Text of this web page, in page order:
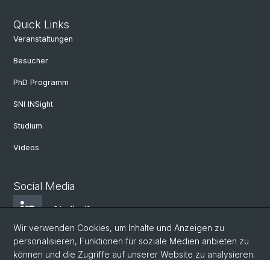
Quick Links
Veranstaltungen
Besucher
PhD Programm
SNI INSight
Studium
Videos
Social Media
LindkedIn
BlueSky
Wir verwenden Cookies, um Inhalte und Anzeigen zu
personalisieren, Funktionen für soziale Medien anbieten zu
können und die Zugriffe auf unserer Website zu analysieren.